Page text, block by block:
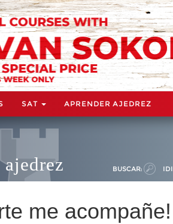
SAT APRENDER AJEDREZ
BUSCAR:
me acompañe!